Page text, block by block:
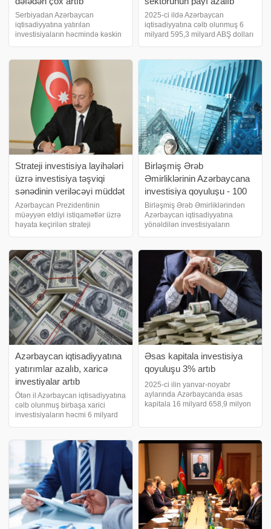
Serbiyadan Azərbaycan
iqtisadiyyatına yatırılan
investisiyaların həcmində kəskin
sürətləib. biznes və maliyyə
xəbərləri portalı bu barədə
Azərbaycan Mərkəzi Bankın
2025-ci ildə Azərbaycan
iqtisadiyyatına cəlb olunmuş 6
milyard 595,3 milyard ABŞ dolları
78,1 % olub. Azərbaycan
iqtisadiyyatına yatırımlar azalıb,
xaric
Strateji investisiya layihələri
üzrə investisiya təşviqi
sənədinin veriləcəyi müddət
müəyyənləşib - FƏRMAN
Azərbaycan Prezidentinin
müəyyən etdiyi istiqamətlər üzrə
həyata keçirilən strateji
sahibkarlara investisiya təşviqi
sənədi 2023-cü il yanvarın 1-dən
6 il ərzind
Birləşmiş Ərəb
Əmirliklərinin Azərbaycana
investisiya qoyuluşu - 100
MİLYON DOLLARA YAXIN
AZALIB
Birləşmiş Ərəb Əmirliklərindən
Azərbaycan iqtisadiyyatına
yönəldilən investisiyaların
yatırımlarını 17 dəfədən çox
artırıb. biznes və maliyyə
xəbərləri portalı bu barəd
Azərbaycan iqtisadiyyatına
yatırımlar azalıb, xaricə
investiyalar artıb
Ötən il Azərbaycan iqtisadiyyatına
cəlb olunmuş birbaşa xarici
investisiyaların həcmi 6 milyard
edən ölkələr açıqlanıb. xəbər
verir ki, bunu Statistika
departamentini
Əsas kapitala investisiya
qoyuluşu 3% artıb
2025-ci ilin yanvar-noyabr
aylarında Azərbaycanda əsas
kapitala 16 milyard 658,9 milyon
Azərbaycanda orta aylıq